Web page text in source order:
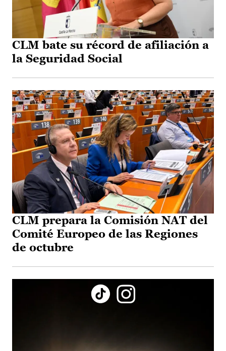
CLM bate su récord de afiliación a
la Seguridad Social
CLM prepara la Comisión NAT del
Comité Europeo de las Regiones
de octubre